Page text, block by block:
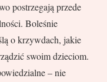
postrzegają przede
Boleśnie
o krzywdach, jakie
swoim dzieciom.
– nie